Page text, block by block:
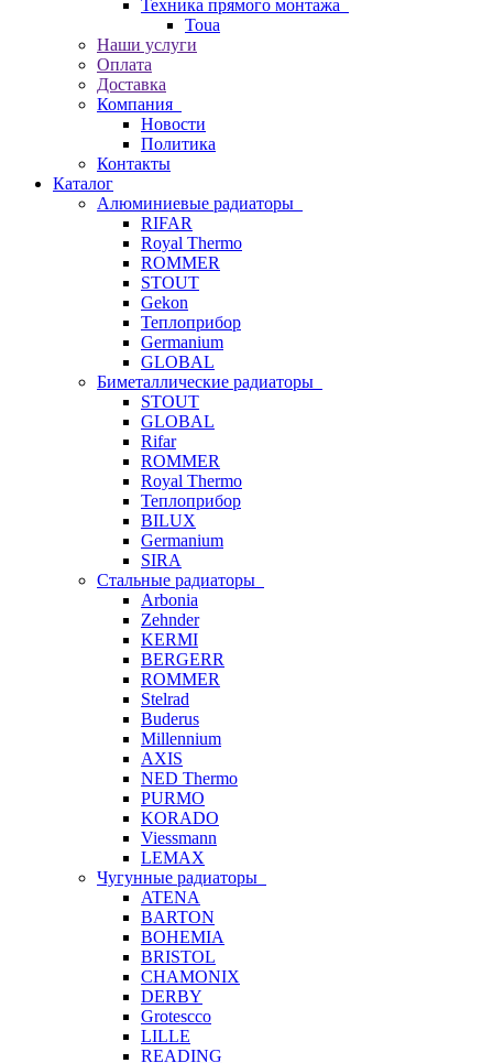
Техника прямого монтажа
Toua
Наши услуги
Оплата
Доставка
Компания
Новости
Политика
Контакты
Каталог
Алюминиевые радиаторы
RIFAR
Royal Thermo
ROMMER
STOUT
Gekon
Теплоприбор
Germanium
GLOBAL
Биметаллические радиаторы
STOUT
GLOBAL
Rifar
ROMMER
Royal Thermo
Теплоприбор
BILUX
Germanium
SIRA
Стальные радиаторы
Arbonia
Zehnder
KERMI
BERGERR
ROMMER
Stelrad
Buderus
Millennium
AXIS
NED Thermo
PURMO
KORADO
Viessmann
LEMAX
Чугунные радиаторы
ATENA
BARTON
BOHEMIA
BRISTOL
CHAMONIX
DERBY
Grotescco
LILLE
READING